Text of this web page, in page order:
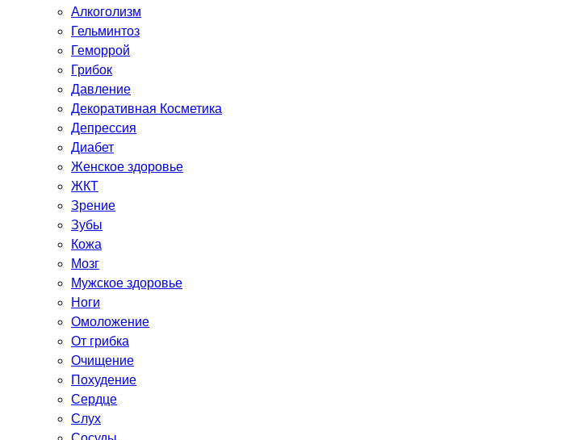
Алкоголизм
Гельминтоз
Геморрой
Грибок
Давление
Декоративная Косметика
Депрессия
Диабет
Женское здоровье
ЖКТ
Зрение
Зубы
Кожа
Мозг
Мужское здоровье
Ноги
Омоложение
От грибка
Очищение
Похудение
Сердце
Слух